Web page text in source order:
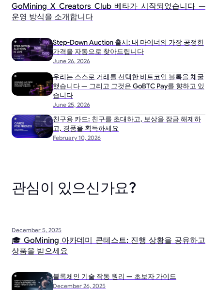
GoMining X Creators Club 베타가 시작되었습니다 —
운영 방식을 소개합니다
June 26, 2026
Step-Down Auction 출시: 내 마이너의 가장 공정한
가격을 자동으로 찾아드립니다
June 25, 2026
우리는 스스로 거래를 선택한 비트코인 블록을 채굴
했습니다 — 그리고 그것은 GoBTC Pay를 향하고 있
습니다
February 10, 2026
친구용 카드: 친구를 초대하고, 보상을 잠금 해제하
고, 경품을 획득하세요
관심이 있으신가요?
December 5, 2025
🎓 GoMining 아카데미 콘테스트: 진행 상황을 공유하고
상품을 받으세요
December 26, 2025
블록체인 기술 작동 원리 — 초보자 가이드